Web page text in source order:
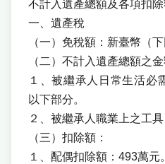
不計入遺產總額及各項扣除
一、遺產稅
（一）免稅額：新臺幣（
（二）不計入遺產總額之金
１、被繼承人日常生活必
以下部分。
２、被繼承人職業上之工
（三）扣除額：
１、配偶扣除額：493萬元。